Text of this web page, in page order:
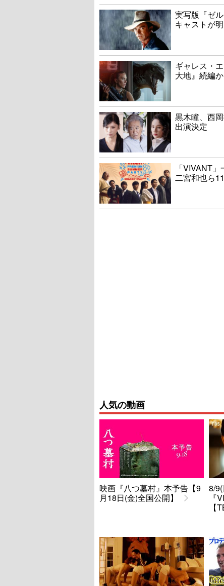
実写版『ゼ
キャストが
ギャレス・
大地』続編
黒木瞳、西
出演決定
「VIVANT
二宮和也ら
人気の動画
映画『八つ墓村』本予告【9
月18日(金)全国公開】
8/
『
【